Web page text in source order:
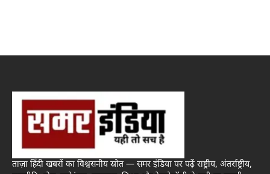
ताज़ा हिंदी खबरों का विश्वसनीय स्रोत — समर इंडिया पर पढ़ें राष्ट्रीय, अंतर्राष्ट्रीय,